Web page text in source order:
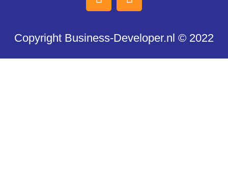
Copyright Business-Developer.nl © 2022